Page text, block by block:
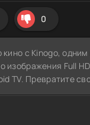
0
с Kinogo,
изображения Full
TV. Превратите